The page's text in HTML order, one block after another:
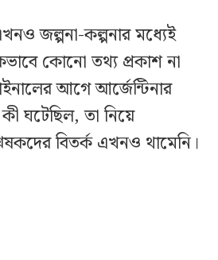
জল্পনা-কল্পনার মধ্যেই
কোনো তথ্য প্রকাশ না
আগে আর্জেন্টিনার
ঘটেছিল, তা নিয়ে
বিতর্ক এখনও থামেনি।